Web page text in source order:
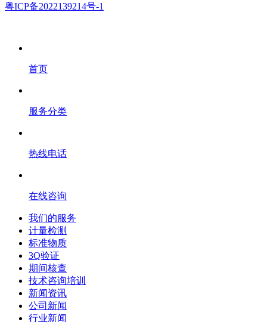
粤ICP备2022139214号-1
首页
服务分类
热线电话
在线咨询
我们的服务
计量检测
标准物质
3Q验证
期间核查
技术咨询培训
新闻资讯
公司新闻
行业新闻